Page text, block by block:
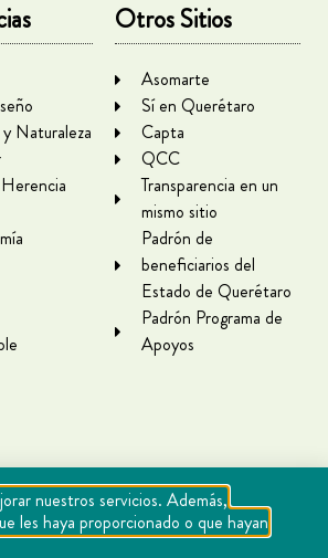
Naturaleza
Otros Sitios
Asomarte
Sí en Querétaro
Capta
QCC
Transparencia en un
mismo sitio
Padrón de
beneficiarios del
Estado de Querétaro
Padrón Programa de
Apoyos
nuestros servicios. Además,
les haya proporcionado o que hayan